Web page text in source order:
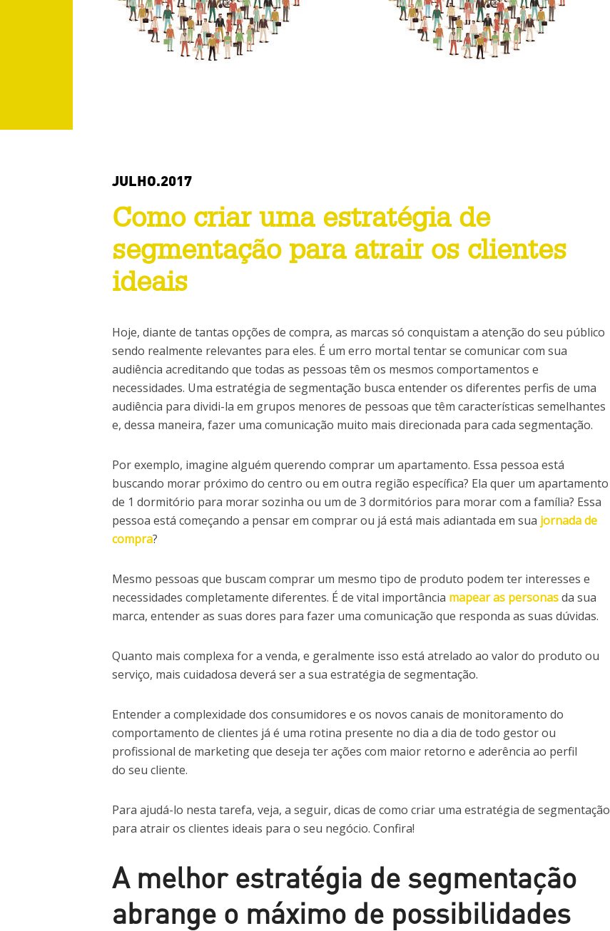
JULHO.2017
Como criar uma estratégia de
segmentação para atrair os clientes
ideais
Hoje, diante de tantas opções de compra, as marcas só conquistam a atenção do seu público
sendo realmente relevantes para eles. É um erro mortal tentar se comunicar com sua
audiência acreditando que todas as pessoas têm os mesmos comportamentos e
necessidades. Uma estratégia de segmentação busca entender os diferentes perfis de uma
audiência para dividi-la em grupos menores de pessoas que têm características semelhantes
e, dessa maneira, fazer uma comunicação muito mais direcionada para cada segmentação.
Por exemplo, imagine alguém querendo comprar um apartamento. Essa pessoa está
buscando morar próximo do centro ou em outra região específica? Ela quer um apartamento
de 1 dormitório para morar sozinha ou um de 3 dormitórios para morar com a família? Essa
pessoa está começando a pensar em comprar ou já está mais adiantada em sua jornada de
compra?
Mesmo pessoas que buscam comprar um mesmo tipo de produto podem ter interesses e
necessidades completamente diferentes. É de vital importância mapear as personasda sua
marca, entender as suas dores para fazer uma comunicação que responda as suas dúvidas.
Quanto mais complexa for a venda, e geralmente isso está atrelado ao valor do produto ou
serviço, mais cuidadosa deverá ser a sua estratégia de segmentação.
Entender a complexidade dos consumidores e os novos canais de monitoramento do
comportamento de clientes já é uma rotina presente no dia a dia de todo gestor ou
profissional de marketing que deseja ter ações com maior retorno e aderência ao perfil
do seu cliente.
Para ajudá-lo nesta tarefa, veja, a seguir, dicas de como criar uma estratégia de segmentação
para atrair os clientes ideais para o seu negócio. Confira!
A melhor estratégia de segmentação
abrange o máximo de possibilidades